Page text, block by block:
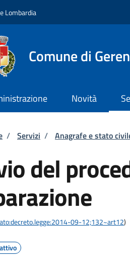
Lombardia
Comune di
Novità
di pane
/ Servizi / Anagrafe e stato
del
09-12;132~art12)